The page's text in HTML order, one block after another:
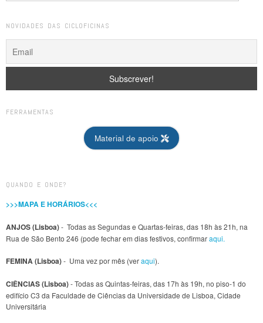
NOVIDADES DAS CICLOFICINAS
FERRAMENTAS
Material de apoio
QUANDO E ONDE?
>>>MAPA E HORÁRIOS<<<
ANJOS (Lisboa)- Todas as Segundas e Quartas-feiras, das 18h às 21h, na
Rua de São Bento 246 (pode fechar em dias festivos, confirmaraqui.
FEMINA (Lisboa)- Uma vez por mês (veraqui).
CIÊNCIAS (Lisboa)- Todas as Quintas-feiras, das 17h às 19h, no piso-1 do
edifício C3 da Faculdade de Ciências da Universidade de Lisboa, Cidade
Universitária